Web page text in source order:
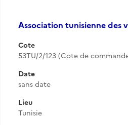
Association tunisienne des
Cote
53TU/2/123 (Cote de
Date
sans date
Lieu
Tunisie